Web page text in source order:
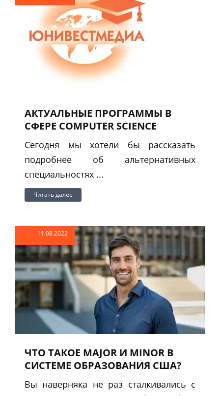
АКТУАЛЬНЫЕ ПРОГРАММЫ В
СФЕРЕ COMPUTER SCIENCE
Сегодня мы хотели бы рассказать
подробнее об альтернативных
специальностях ...
Читать далее
11.08.2022
ЧТО ТАКОЕ MAJOR И MINOR В
СИСТЕМЕ ОБРАЗОВАНИЯ США?
Вы наверняка не раз сталкивались с